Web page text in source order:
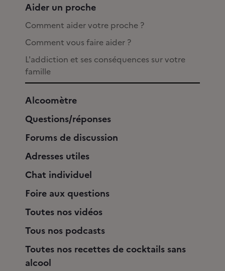
Aider un proche
Comment aider votre proche ?
Comment vous faire aider ?
L'addiction et ses conséquences sur votre
famille
Alcoomètre
Questions/réponses
Forums de discussion
Adresses utiles
Chat individuel
Foire aux questions
Toutes nos vidéos
Tous nos podcasts
Toutes nos recettes de cocktails sans
alcool